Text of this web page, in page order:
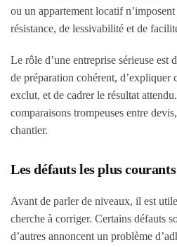
ou un appartement locatif
résistance, de lessivabilité et de
Le rôle d’une entreprise sérieuse est
de préparation cohérent, d’expliquer
exclut, et de cadrer le résultat
comparaisons trompeuses entre
chantier.
Les défauts les plus
Avant de parler de niveaux, il est
cherche à corriger. Certains défauts
d’autres annoncent un problème